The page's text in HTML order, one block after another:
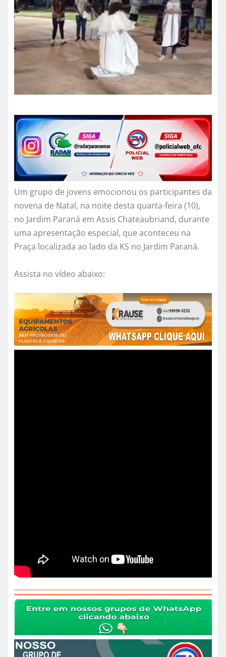
Um grupo de jovens emocionou os participantes da
novena de Natal, na noite desta quarta-feira (10),
no Jardim Paraná em Assis Chateaubriand, durante
uma apresentação especial, que aconteceu na
Praça localizada ao lado da KS no Jardim Paraná.
Assista no vídeo abaixo: